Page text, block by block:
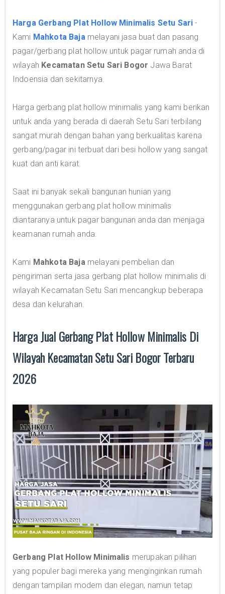
Harga Gerbang Plat Hollow Minimalis Setu Sari -
Kami Mahkota Bajamelayani jasa buat dan pasang
pagar/gerbang plat hollow untuk pagar rumah anda di
wilayah Kecamatan Setu Sari Bogor Jawa Barat
Indoensia dan sekitarnya.
Harga gerbang plat hollow minimalis yang kami berikan
untuk anda yang berada di daerah Setu Sari terbilang
sangat murah dengan bahan yang berkualitas karena
gerbang/pagar ini terbuat dari besi hollow yang sangat
kuat dan anti karat.
Saat ini banyak sekali bangunan hunian yang
menggunakan gerbang plat hollow minimalis
diantaranya untuk pagar bangunan anda dan menjaga
keamanan rumah anda.
Kami Mahkota Bajamelayani pembelian dan
pengiriman serta jasa gerbang plat hollow minimalis di
wilayah Kecamatan Setu Sari mencangkup beberapa
desa dan kelurahan.
Harga Jual Gerbang Plat Hollow Minimalis Di
Wilayah Kecamatan Setu Sari Bogor Terbaru
2026
Gerbang Plat Hollow Minimalis merupakan pilihan
yang populer bagi mereka yang menginginkan rumah
dengan tampilan modern dan elegan, namun tetap